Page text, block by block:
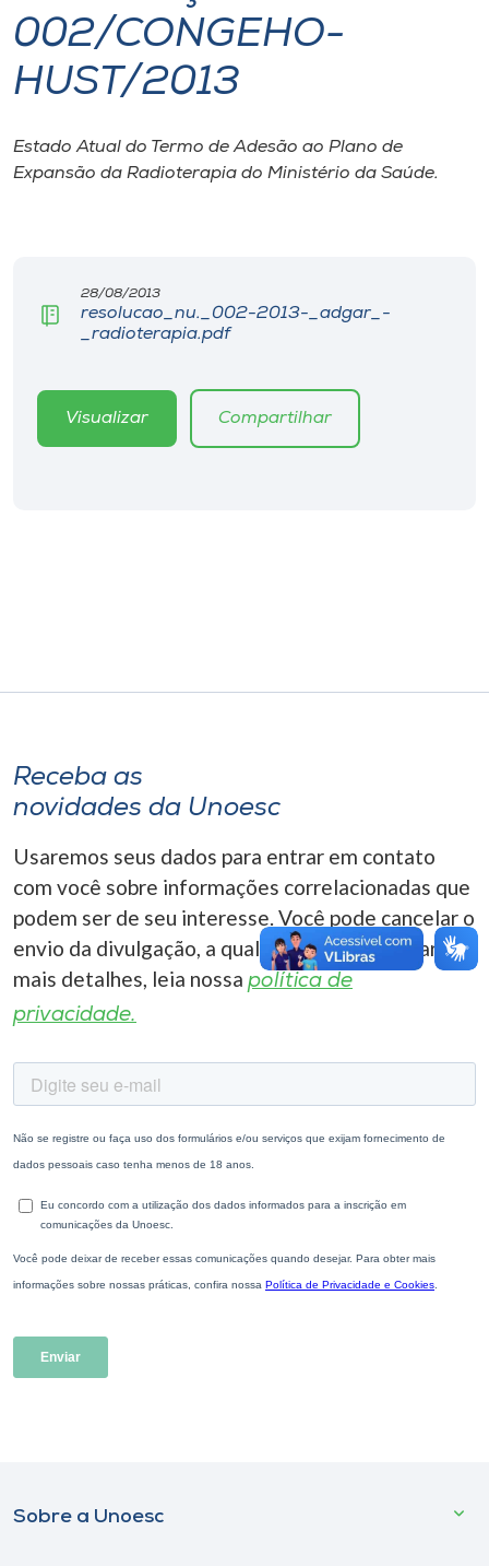
I.nova
Cultura
Biblioteca
Rádio
Selecione
A+
002/CONGEHO-
HUST/2013
Estado Atual do Termo de Adesão ao Plano de
Expansão da Radioterapia do Ministério da Saúde.
28/08/2013
resolucao_nu._002-2013-_adgar_-
_radioterapia.pdf
Visualizar Compartilhar
Receba as
novidades da Unoesc
Usaremos seus dados para entrar em contato
com você sobre informações correlacionadas que
podem ser de seu interesse. Você pode cancelar o
envio da divulgação, a qualquer momento. Para
mais detalhes, leia nossa política de
privacidade.
Sobre a Unoesc